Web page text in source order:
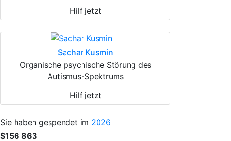
Hilf jetzt
Sachar Kusmin
Organische psychische Störung des
Autismus-Spektrums
Hilf jetzt
Sie haben gespendet im 2026
$156 863